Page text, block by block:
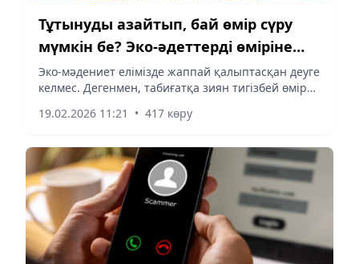
Тұтынуды азайтып, бай өмір сүру
мүмкін бе? Эко-әдеттерді өміріне
енгізген блогер шынайы
байлықтың мәнін ұқтырды
Эко-мәдениет елімізде жаппай қалыптасқан деуге
келмес. Дегенмен, табиғатқа зиян тигізбей өмір
жандар да жоқ емес. Сондай жандардың бірі –
Қибасова. Ол бірнеше жылдан бері табиғатты
қорғау идеясын күнделікті өмірінің ажырамас
бөлігіне айналдырған.
19.02.2026 11:21 • 417 көру